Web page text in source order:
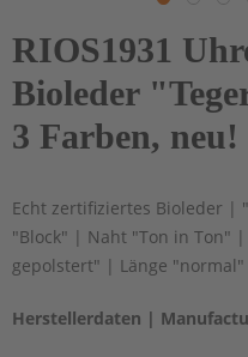
RIOS1931
Bioleder
3 Farben, neu!
Echt zertifiziertes Bioleder |
"Block" | Naht "Ton in Ton"
gepolstert" | Länge "normal"
Herstellerdaten |